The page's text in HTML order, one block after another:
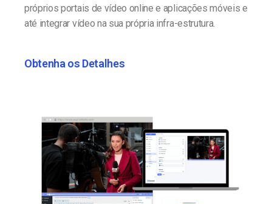
próprios portais de vídeo online e aplicações móveis e
até integrar vídeo na sua própria infra-estrutura.
Obtenha os Detalhes